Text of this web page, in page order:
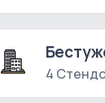
4